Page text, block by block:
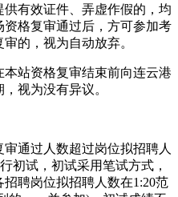
有效证件、弄虚作假的，均
格复审通过后，方可参加考
的，视为自动放弃。
站资格复审结束前向连云港
视为没有异议。
通过人数超过岗位拟招聘人
初试，初试采用笔试方式，
聘岗位拟招聘人数在1:20范